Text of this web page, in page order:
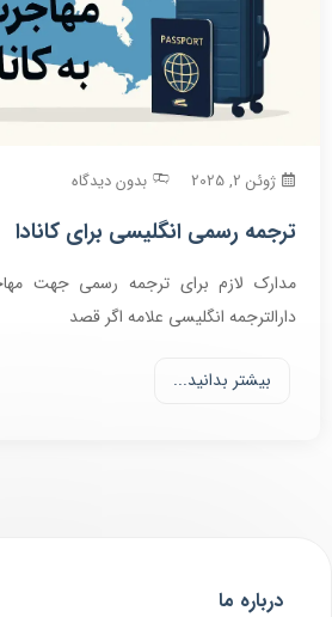
ژوئن 2, 2025 بدون دیدگاه
ترجمه رسمی انگلیسی برای کانادا
مدارک لازم برای ترجمه رسمی جهت
دارالترجمه انگلیسی علامه اگر قصد
بیشتر بدانید...
درباره ما